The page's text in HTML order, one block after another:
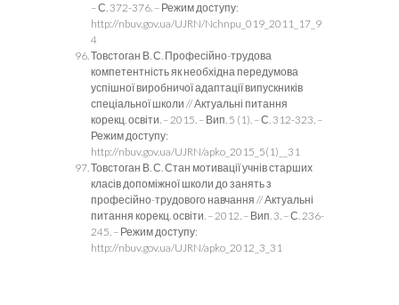
– С. 372-376. – Режим доступу:
http://nbuv.gov.ua/UJRN/Nchnpu_019_2011_17_9
4
Товстоган В. С. Професійно-трудова
компетентність як необхідна передумова
успішної виробничої адаптації випускників
спеціальної школи // Актуальні питання
корекц. освіти. – 2015. – Вип. 5 (1). – С. 312-323. –
Режим доступу:
http://nbuv.gov.ua/UJRN/apko_2015_5(1)__31
Товстоган В. С. Стан мотивації учнів старших
класів допоміжної школи до занять з
професійно-трудового навчання // Актуальні
питання корекц. освіти. – 2012. – Вип. 3. – С. 236-
245. – Режим доступу:
http://nbuv.gov.ua/UJRN/apko_2012_3_31